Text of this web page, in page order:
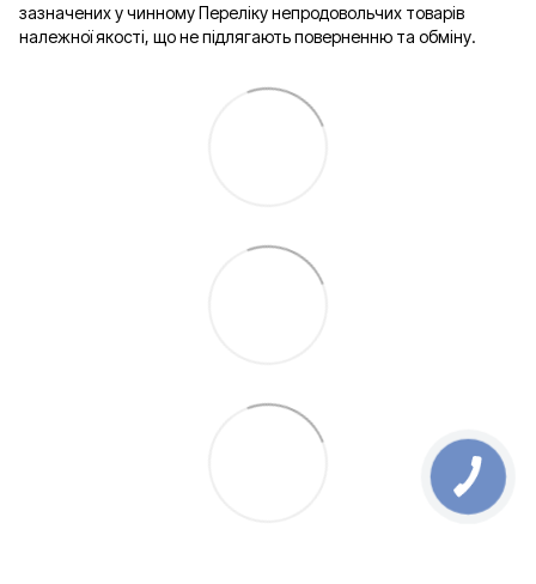
зазначених у чинному Переліку непродовольчих товарів
належної якості, що не підлягають поверненню та обміну.